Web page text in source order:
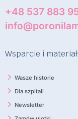
+48 537 883
Wsparcie i
Wasze historie
Dla szpitali
Newsletter